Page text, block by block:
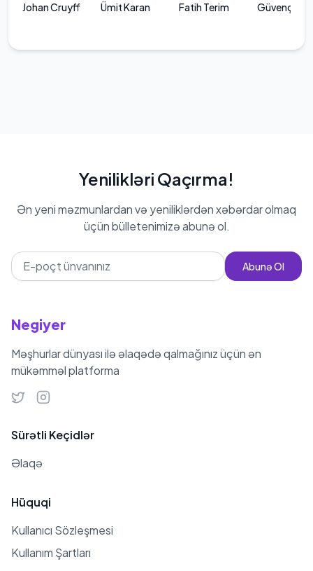
Johan Cruyff Ümit Karan Fatih Terim Güvenç
Yenilikləri Qaçırma!
Ən yeni məzmunlardan və yeniliklərdən xəbərdar olmaq
üçün bülletenimizə abunə ol.
Abunə Ol
Negiyer
Məşhurlar dünyası ilə əlaqədə qalmağınız üçün ən
mükəmməl platforma
Sürətli Keçidlər
Əlaqə
Hüquqi
Kullanıcı Sözleşmesi
Kullanım Şartları